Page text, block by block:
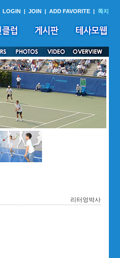
LOGIN | JOIN | ADD FAVORITE | 쪽지
리터엉박사